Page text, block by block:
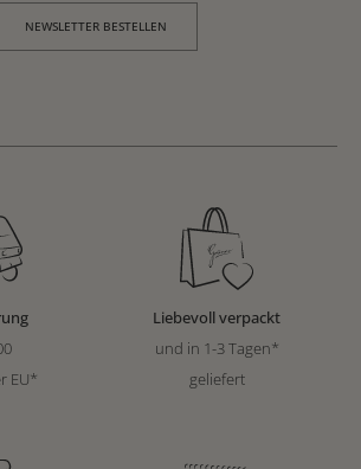
NEWSLETTER BESTELLEN
EU*
Liebevoll verpackt
und in 1-3 Tagen*
geliefert